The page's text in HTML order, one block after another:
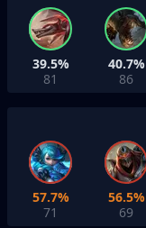
39.5%
81
40.7%
86
57.7%
71
56.5%
69